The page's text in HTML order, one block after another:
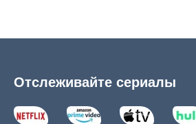
Отслеживайте сериалы